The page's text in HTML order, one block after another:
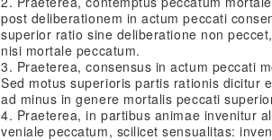
post deliberationem in actum peccati
superior ratio sine deliberatione non
nisi mortale peccatum.
3. Praeterea, consensus in actum peccati
Sed motus superioris partis rationis dicitur
ad minus in genere mortalis peccati
4. Praeterea, in partibus animae invenitur
veniale peccatum, scilicet sensualitas: